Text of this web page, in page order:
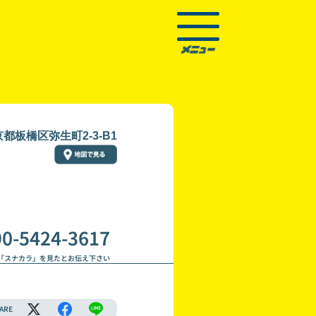
都板橋区弥生町2-3-B1
5424-3617
スナカラ」を見たとお伝え下さい